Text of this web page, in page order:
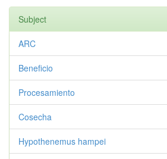
Subject
ARC
Beneficio
Procesamiento
Cosecha
Hypothenemus hampei